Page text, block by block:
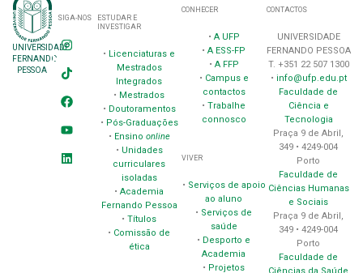
UNIVERSIDADE
FERNANDO
PESSOA
SIGA-NOS
ESTUDAR E
INVESTIGAR
• Licenciaturas e
Mestrados
Integrados
• Mestrados
• Doutoramentos
• Pós-Graduações
• Ensino online
• Unidades
curriculares
isoladas
•Academia
Fernando Pessoa
•Títulos
• Comissão de
ética
CONHECER
• A UFP
•A ESS-FP
• A FFP
• Campus e
contactos
•Trabalhe
connosco
VIVER
• Serviços de apoio
ao aluno
• Serviços de
saúde
• Desporto e
Academia
• Projetos
CONTACTOS
UNIVERSIDADE
FERNANDO PESSOA
T. +351 22 507 1300
• info@ufp.edu.pt
Faculdade de
Ciência e
Tecnologia
Praça 9 de Abril,
349 • 4249-004
Porto
Faculdade de
Ciências Humanas
e Sociais
Praça 9 de Abril,
349 • 4249-004
Porto
Faculdade de
Ciências da Saúde